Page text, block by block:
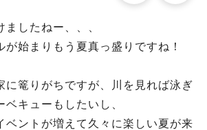
したねー、、、
が始まりもう夏真っ盛りですね！
に篭りがちですが、川を見れば泳ぎ
ベキューもしたいし、
ベントが増えて久々に楽しい夏が来